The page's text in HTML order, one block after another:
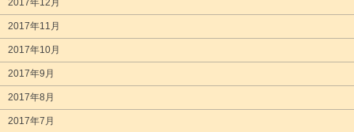
2017年12月
2017年11月
2017年10月
2017年9月
2017年8月
2017年7月